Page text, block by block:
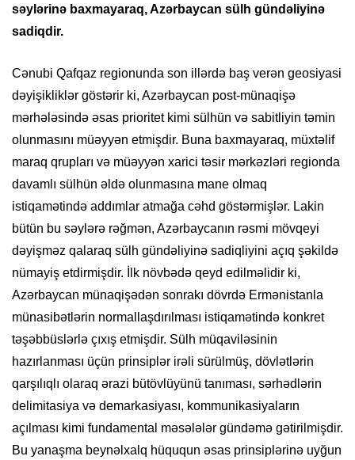
səylərinə baxmayaraq, Azərbaycan sülh gündəliyinə
sadiqdir.
Cənubi Qafqaz regionunda son illərdə baş verən geosiyasi
dəyişikliklər göstərir ki, Azərbaycan post-münaqişə
mərhələsində əsas prioritet kimi sülhün və sabitliyin təmin
olunmasını müəyyən etmişdir. Buna baxmayaraq, müxtəlif
maraq qrupları və müəyyən xarici təsir mərkəzləri regionda
davamlı sülhün əldə olunmasına mane olmaq
istiqamətində addımlar atmağa cəhd göstərmişlər. Lakin
bütün bu səylərə rəğmən, Azərbaycanın rəsmi mövqeyi
dəyişməz qalaraq sülh gündəliyinə sadiqliyini açıq şəkildə
nümayiş etdirmişdir. İlk növbədə qeyd edilməlidir ki,
Azərbaycan münaqişədən sonrakı dövrdə Ermənistanla
münasibətlərin normallaşdırılması istiqamətində konkret
təşəbbüslərlə çıxış etmişdir. Sülh müqaviləsinin
hazırlanması üçün prinsiplər irəli sürülmüş, dövlətlərin
qarşılıqlı olaraq ərazi bütövlüyünü tanıması, sərhədlərin
delimitasiya və demarkasiyası, kommunikasiyaların
açılması kimi fundamental məsələlər gündəmə gətirilmişdir.
Bu yanaşma beynəlxalq hüququn əsas prinsiplərinə uyğun